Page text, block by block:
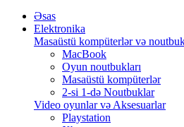
Əsas
Elektronika
Masaüstü kompüterlər və
MacBook
Oyun noutbukları
Masaüstü kompüterlər
2-si 1-də Noutbuklar
Video oyunlar və Aksesuarlar
Playstation